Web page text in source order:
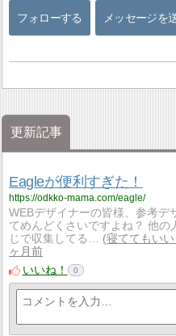
フォローする メッセージを
更新記事
Eagleが便利すぎた！
https://odkko-mama.com/eagle/
WEBデザイナーの皆様、参考デ
てめんどくさいですよね？ 他の
じで収集してる…
寝ててもい
ヶ月前
いいね！
0